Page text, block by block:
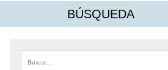
BÚSQUEDA
Buscar: